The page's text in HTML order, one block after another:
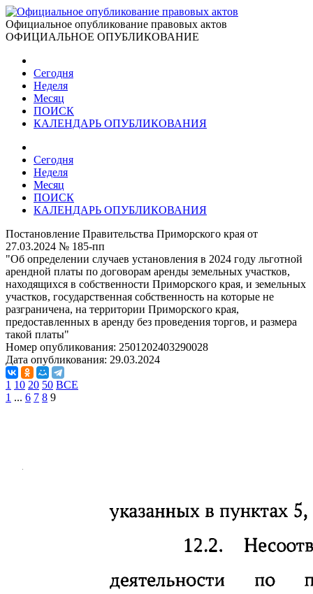
Официальное опубликование правовых актов
ОФИЦИАЛЬНОЕ ОПУБЛИКОВАНИЕ
Сегодня
Неделя
Месяц
ПОИСК
КАЛЕНДАРЬ ОПУБЛИКОВАНИЯ
Сегодня
Неделя
Месяц
ПОИСК
КАЛЕНДАРЬ ОПУБЛИКОВАНИЯ
Постановление Правительства Приморского края от
27.03.2024 № 185-пп
"Об определении случаев установления в 2024 году льготной
арендной платы по договорам аренды земельных участков,
находящихся в собственности Приморского края, и земельных
участков, государственная собственность на которые не
разграничена, на территории Приморского края,
предоставленных в аренду без проведения торгов, и размера
такой платы"
Номер опубликования: 2501202403290028
Дата опубликования: 29.03.2024
1 10 20 50 ВСЕ
1 ... 6 7 8 9